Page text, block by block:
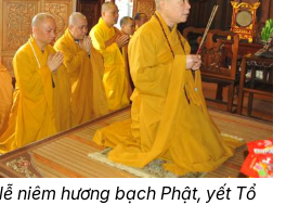
niêm hương bạch Phật, yết Tổ